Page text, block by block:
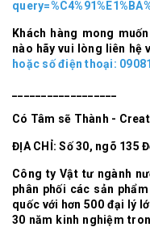
Khách hàng mong
nào hãy vui lòng liên hệ
hoặc số điện thoại:
Có Tâm sẽ Thành -
ĐỊA CHỈ: Số 30, ngõ 135
Công ty Vật tư ngành
phân phối các sản
quốc với hơn 500 đại lý
30 năm kinh nghiệm